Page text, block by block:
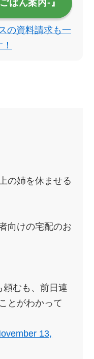
はん案内‐』
の資料請求も一
の姉を休ませる
向けの宅配のお
頼むも、前日連
とがわかって
13,